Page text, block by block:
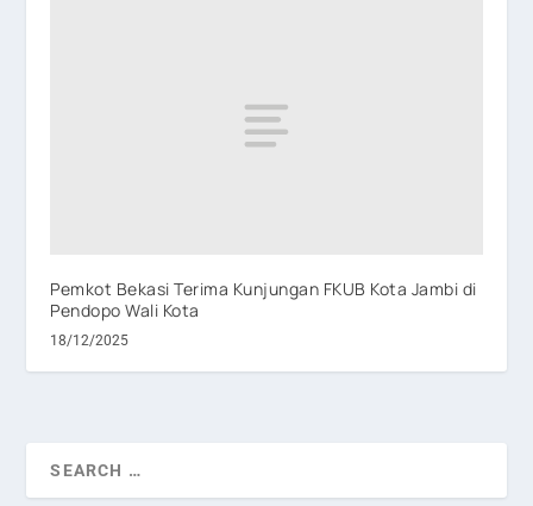
Pemkot Bekasi Terima Kunjungan FKUB Kota Jambi di
Pendopo Wali Kota
18/12/2025